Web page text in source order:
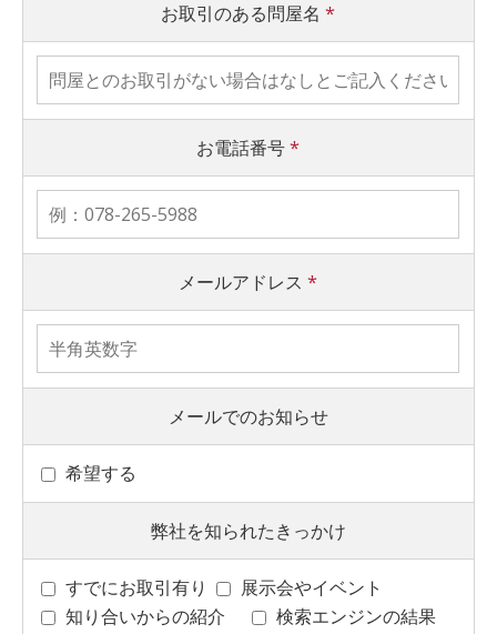
お取引のある問屋名*
お電話番号*
メールアドレス*
メールでのお知らせ
希望する
弊社を知られたきっかけ
すでにお取引有り
展示会やイベント
知り合いからの紹介
検索エンジンの結果